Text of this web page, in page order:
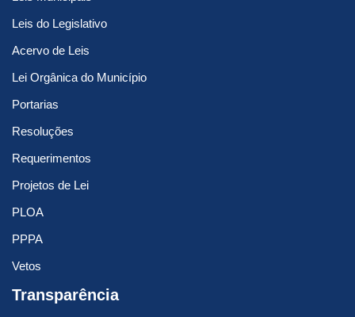
Leis do Legislativo
Acervo de Leis
Lei Orgânica do Município
Portarias
Resoluções
Requerimentos
Projetos de Lei
PLOA
PPPA
Vetos
Transparência